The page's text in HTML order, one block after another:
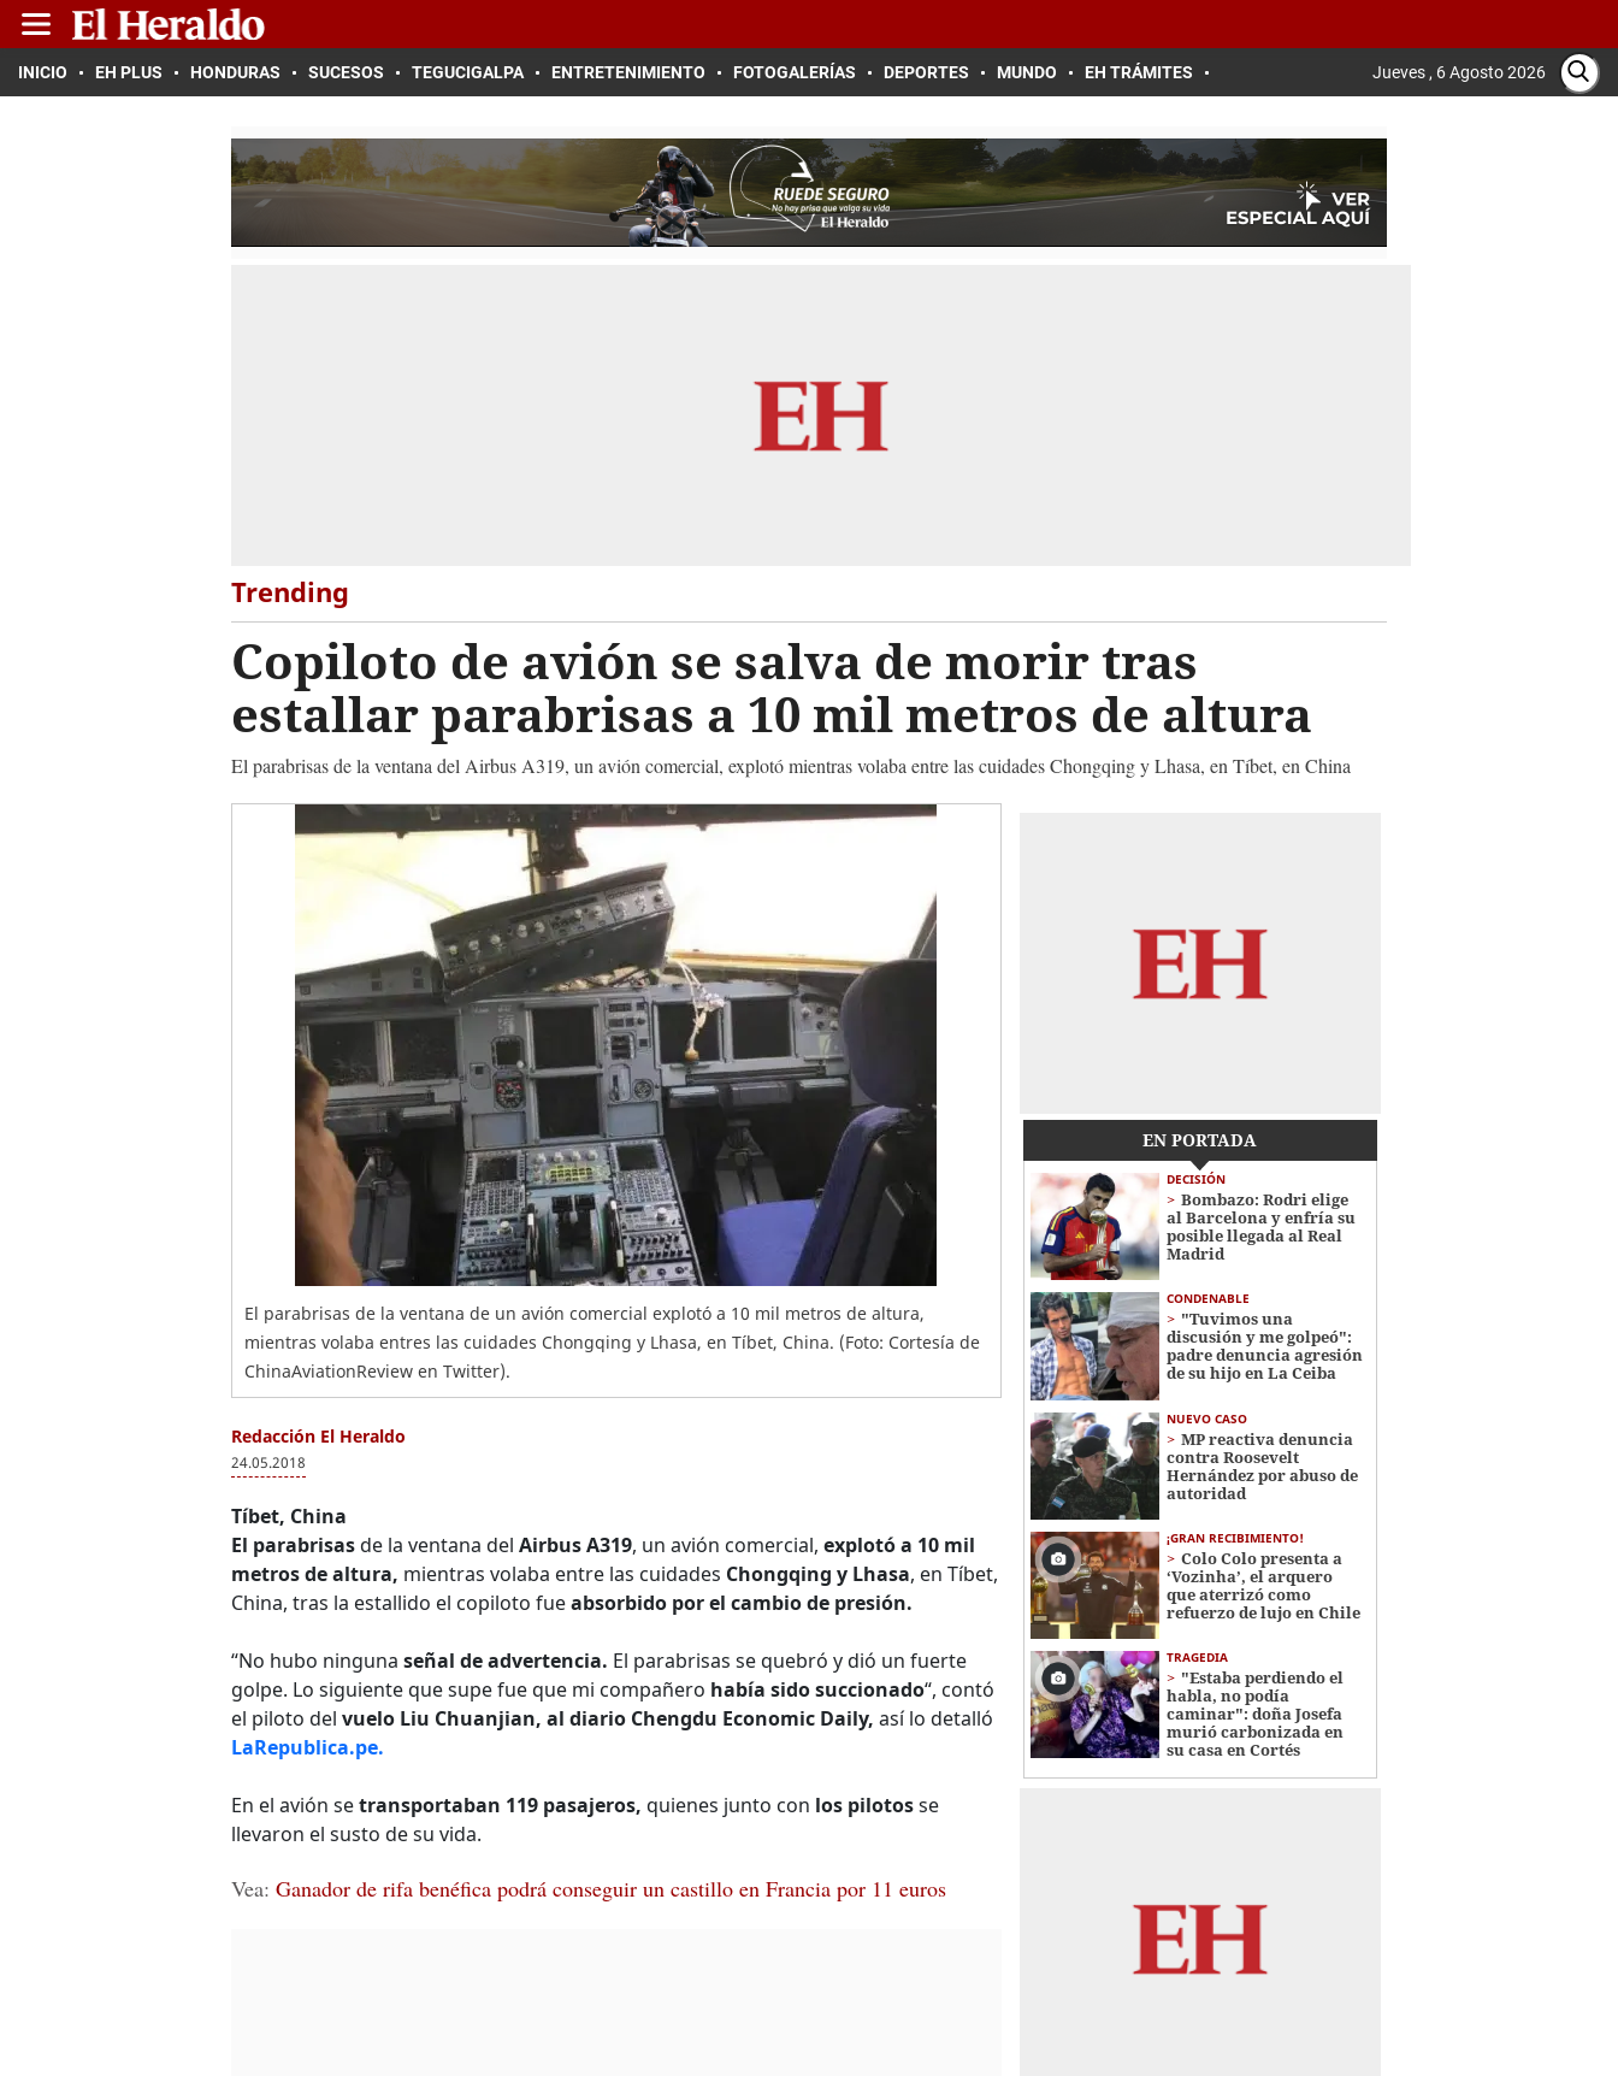
INICIO EH PLUS HONDURAS SUCESOS TEGUCIGALPA ENTRETENIMIENTO FOTOGALERÍAS DEPORTES MUNDO EH TRÁMITES Jueves , 6 Agosto 2026
Trending
Copiloto de avión se salva de morir tras
estallar parabrisas a 10 mil metros de altura
El parabrisas de la ventana del Airbus A319, un avión comercial, explotó mientras volaba entre las cuidades Chongqing y Lhasa, en Tíbet, en China
El parabrisas de la ventana de un avión comercial explotó a 10 mil metros de altura,
mientras volaba entres las cuidades Chongqing y Lhasa, en Tíbet, China. (Foto: Cortesía de
ChinaAviationReview en Twitter).
Redacción El Heraldo
24.05.2018
Tíbet, China
El parabrisasde la ventana del Airbus A319, un avión comercial, explotó a 10 mil
metros de altura, mientras volaba entre las cuidades Chongqing y Lhasa, en Tíbet,
China, tras la estallido el copiloto fueabsorbido por el cambio de presión.
“No hubo ninguna señal de advertencia. El parabrisas se quebró y dió un fuerte
golpe. Lo siguiente que supe fue que mi compañero había sido succionado“, contó
el piloto del vuelo Liu Chuanjian, al diario Chengdu Economic Daily, así lo detalló
LaRepublica.pe.
En el avión setransportaban 119 pasajeros, quienes junto con los pilotosse
llevaron el susto de su vida.
Vea: Ganador de rifa benéfica podrá conseguir un castillo en Francia por 11 euros
EN PORTADA
DECISIÓN
Bombazo: Rodri elige
al Barcelona y enfría su
posible llegada al Real
Madrid
CONDENABLE
"Tuvimos una
discusión y me golpeó":
padre denuncia agresión
de su hijo en La Ceiba
NUEVO CASO
MP reactiva denuncia
contra Roosevelt
Hernández por abuso de
autoridad
¡GRAN RECIBIMIENTO!
Colo Colo presenta a
‘Vozinha’, el arquero
que aterrizó como
refuerzo de lujo en Chile
TRAGEDIA
"Estaba perdiendo el
habla, no podía
caminar": doña Josefa
murió carbonizada en
su casa en Cortés